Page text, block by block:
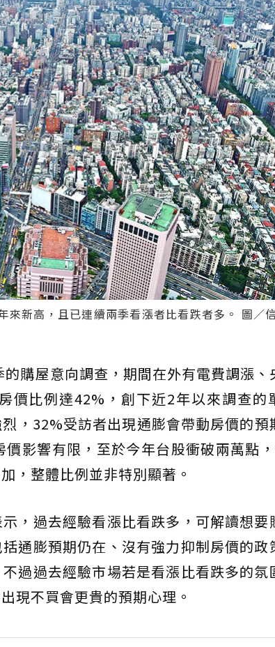
新高，且已連續兩季看漲者比看跌者多。 圖／
購屋意向調查，期間在外有電費調漲、
價比例達42%，創下近2年以來調查的
，32%受訪者出現通膨會帶動房價的預
影響有限，至於今年台股衝破兩萬點
，整體比例並非特別顯著。
，過去經驗看漲比看跌多，可解讀想要
通膨預期仍在、沒有強力抑制房價的政
過過去經驗市場若是看漲比看跌多的氛
現不買會更貴的預期心理。